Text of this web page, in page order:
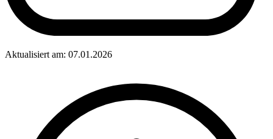
Aktualisiert am: 07.01.2026